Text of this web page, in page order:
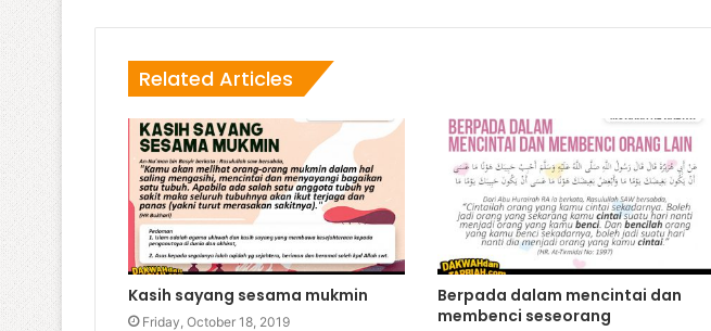
Related Articles
Kasih sayang sesama mukmin
Friday, October 18, 2019
Berpada dalam mencintai dan
membenci seseorang